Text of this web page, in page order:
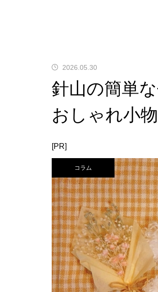
2026.05.30
針山の簡単
おしゃれ小物
[PR]
コラム